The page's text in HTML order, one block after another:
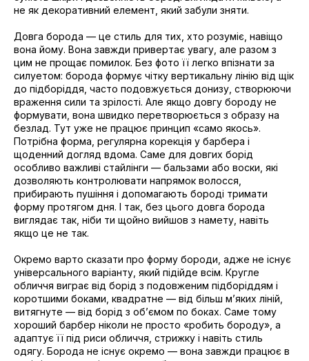
не як декоративний елемент, який забули зняти.
Довга борода — це стиль для тих, хто розуміє, навіщо
вона йому. Вона завжди привертає увагу, але разом з
цим не прощає помилок. Без фото її легко впізнати за
силуетом: борода формує чітку вертикальну лінію від щік
до підборіддя, часто подовжується донизу, створюючи
враження сили та зрілості. Але якщо довгу бороду не
формувати, вона швидко перетворюється з образу на
безлад. Тут уже не працює принцип «само якось».
Потрібна форма, регулярна корекція у барбера і
щоденний догляд вдома. Саме для довгих борід
особливо важливі стайлінги — бальзами або воски, які
дозволяють контролювати напрямок волосся,
прибирають пушіння і допомагають бороді тримати
форму протягом дня. І так, без цього довга борода
виглядає так, ніби ти щойно вийшов з намету, навіть
якщо це не так.
Окремо варто сказати про форму бороди, адже не існує
універсального варіанту, який підійде всім. Кругле
обличчя виграє від борід з подовженим підборіддям і
коротшими боками, квадратне — від більш мʼяких ліній,
витягнуте — від борід з обʼємом по боках. Саме тому
хороший барбер ніколи не просто «робить бороду», а
адаптує її під риси обличчя, стрижку і навіть стиль
одягу. Борода не існує окремо — вона завжди працює в